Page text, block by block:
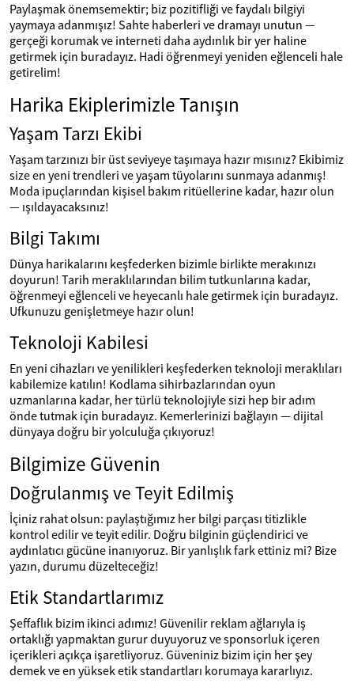
Paylaşmak önemsemektir; biz pozitifliği ve faydalı bilgiyi
yaymaya adanmışız! Sahte haberleri ve dramayı unutun —
gerçeği korumak ve interneti daha aydınlık bir yer haline
getirmek için buradayız. Hadi öğrenmeyi yeniden eğlenceli hale
getirelim!
Harika Ekiplerimizle Tanışın
Yaşam Tarzı Ekibi
Yaşam tarzınızı bir üst seviyeye taşımaya hazır mısınız? Ekibimiz
size en yeni trendleri ve yaşam tüyolarını sunmaya adanmış!
Moda ipuçlarından kişisel bakım ritüellerine kadar, hazır olun
— ışıldayacaksınız!
Bilgi Takımı
Dünya harikalarını keşfederken bizimle birlikte merakınızı
doyurun! Tarih meraklılarından bilim tutkunlarına kadar,
öğrenmeyi eğlenceli ve heyecanlı hale getirmek için buradayız.
Ufkunuzu genişletmeye hazır olun!
Teknoloji Kabilesi
En yeni cihazları ve yenilikleri keşfederken teknoloji meraklıları
kabilemize katılın! Kodlama sihirbazlarından oyun
uzmanlarına kadar, her türlü teknolojiyle sizi hep bir adım
önde tutmak için buradayız. Kemerlerinizi bağlayın — dijital
dünyaya doğru bir yolculuğa çıkıyoruz!
Bilgimize Güvenin
Doğrulanmış ve Teyit Edilmiş
İçiniz rahat olsun: paylaştığımız her bilgi parçası titizlikle
kontrol edilir ve teyit edilir. Doğru bilginin güçlendirici ve
aydınlatıcı gücüne inanıyoruz. Bir yanlışlık fark ettiniz mi? Bize
yazın, durumu düzelteceğiz!
Etik Standartlarımız
Şeffaflık bizim ikinci adımız! Güvenilir reklam ağlarıyla iş
ortaklığı yapmaktan gurur duyuyoruz ve sponsorluk içeren
içerikleri açıkça işaretliyoruz. Güveniniz bizim için her şey
demek ve en yüksek etik standartları korumaya kararlıyız.